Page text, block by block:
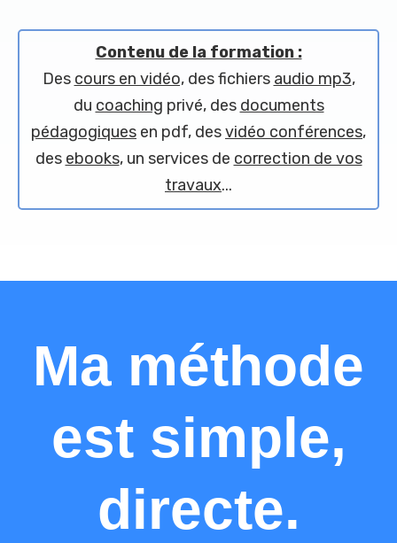
Contenu de la formation :
Des cours en vidéo,des fichiers audio mp3,
du coaching privé, des documents
pédagogiques en pdf, desvidéo conférences,
des ebooks, un services de correction de vos
travaux...
Ma méthode
est simple,
directe.